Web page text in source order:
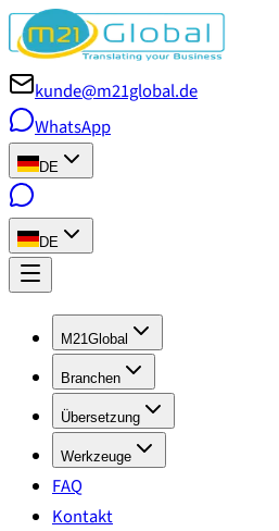
kunde@m21global.de
WhatsApp
DE
DE
M21Global
Branchen
Übersetzung
Werkzeuge
FAQ
Kontakt